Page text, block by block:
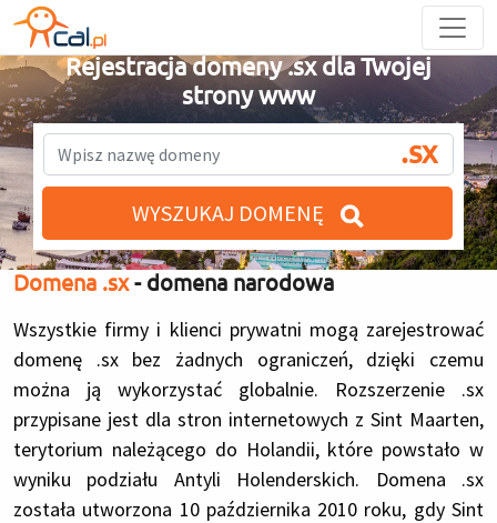
Rejestracja domeny .sx dla Twojej
strony www
.sx
WYSZUKAJ DOMENĘ
Domena .sx- domena narodowa
Wszystkie firmy i klienci prywatni mogą zarejestrować
domenę .sx bez żadnych ograniczeń, dzięki czemu
można ją wykorzystać globalnie. Rozszerzenie .sx
przypisane jest dla stron internetowych z Sint Maarten,
terytorium należącego do Holandii, które powstało w
wyniku podziału Antyli Holenderskich. Domena .sx
została utworzona 10 października 2010 roku, gdy Sint